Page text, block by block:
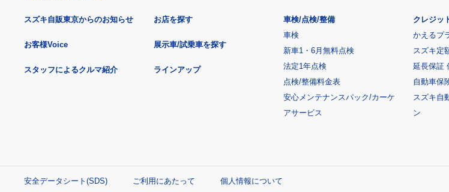
スズキ自販東京からのお知らせ
お客様Voice
スタッフによるクルマ紹介
お店を探す
展示車/試乗車を探す
ラインアップ
車検/点検/整備
車検
新車1・6月無料点検
法定1年点検
点検/整備料金表
安心メンテナンスパック/カーケ
アサービス
クレジッ
かえるプ
スズキ定
延長保証
自動車保
スズキ自
ン
安全データシート(SDS) ご利用にあたって 個人情報について